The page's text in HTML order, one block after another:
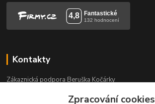
Kontakty
Zákaznická podpora Beruška Kočárky
Po-Pá 9-17.30 h, So 9-11.30 hZpracování cookies